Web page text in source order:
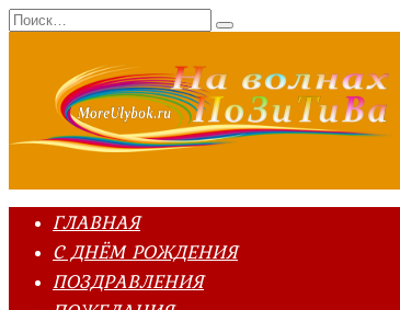
Перейти
к
Search
for:
ГЛАВНАЯ
С ДНЁМ РОЖДЕНИЯ
ПОЗДРАВЛЕНИЯ